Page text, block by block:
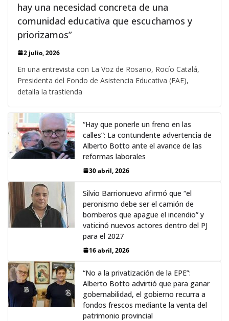
hay una necesidad concreta de una
comunidad educativa que escuchamos y
priorizamos”
2 julio, 2026
En una entrevista con La Voz de Rosario, Rocío Catalá,
Presidenta del Fondo de Asistencia Educativa (FAE),
detalla la trastienda
“Hay que ponerle un freno en las
calles”: La contundente advertencia de
Alberto Botto ante el avance de las
reformas laborales
30 abril, 2026
Silvio Barrionuevo afirmó que “el
peronismo debe ser el camión de
bomberos que apague el incendio” y
vaticinó nuevos actores dentro del PJ
para el 2027
16 abril, 2026
“No a la privatización de la EPE”:
Alberto Botto advirtió que para ganar
gobernabilidad, el gobierno recurra a
fondos frescos mediante la venta del
patrimonio provincial